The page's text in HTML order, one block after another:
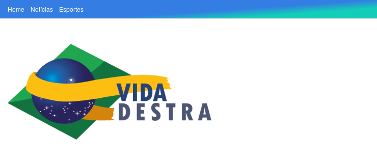
Home Notícias Esportes